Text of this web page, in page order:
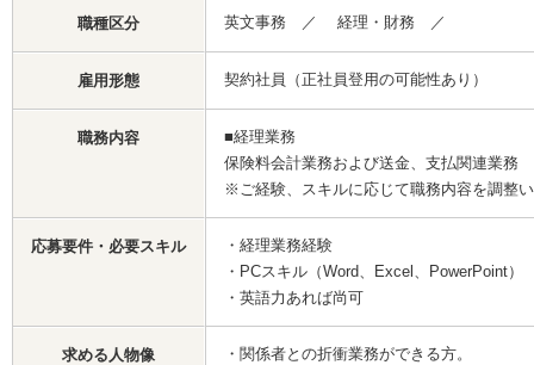
職種区分 英文事務 ／ 経理・財務 ／
雇用形態 契約社員（正社員登用の可能性あり）
職務内容
■経理業務
保険料会計業務および送金、支払関連業務
※ご経験、スキルに応じて職務内容を調整
応募要件・必要スキル
・経理業務経験
・PCスキル（Word、Excel、PowerPoint）
・英語力あれば尚可
求める人物像
・関係者との折衝業務ができる方。